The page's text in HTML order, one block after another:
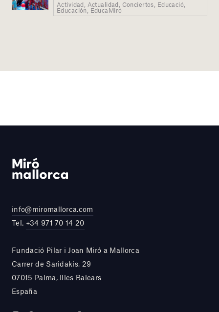
Actividad, Actualidad, Conciertos, Educació,
Educación, EducaMiró
info@miromallorca.com
Tel. +34 971 70 14 20
Fundació Pilar i Joan Miró a Mallorca
Carrer de Saridakis, 29
07015 Palma, Illes Balears
España